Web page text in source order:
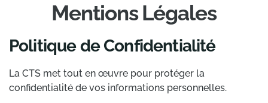
Mentions Légales
Politique de Confidentialité
La CTS met tout en œuvre pour protéger la
confidentialité de vos informations personnelles.